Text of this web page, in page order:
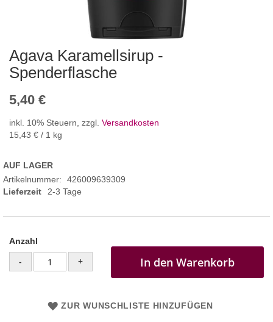
Agava Karamellsirup -
Spenderflasche
5,40 €
inkl. 10% Steuern, zzgl. Versandkosten
15,43 € / 1 kg
AUF LAGER
Artikelnummer
426009639309
Lieferzeit
2-3 Tage
Anzahl
- + In den Warenkorb
ZUR WUNSCHLISTE HINZUFÜGEN